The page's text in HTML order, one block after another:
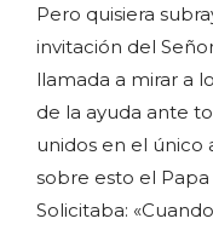
Pero quisiera
invitación del
llamada a mirar a
de la ayuda ante
unidos en el único
sobre esto el
Solicitaba: